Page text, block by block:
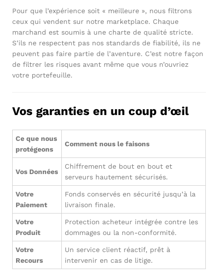
Pour que l’expérience soit « meilleure », nous filtrons
ceux qui vendent sur notre marketplace. Chaque
marchand est soumis à une charte de qualité stricte.
S’ils ne respectent pas nos standards de fiabilité, ils ne
peuvent pas faire partie de l’aventure. C’est notre façon
de filtrer les risques avant même que vous n’ouvriez
votre portefeuille.
Vos garanties en un coup d’œil
Ce que nous
protégeons
Comment nous le faisons
Vos Données
Chiffrement de bout en bout et
serveurs hautement sécurisés.
Votre
Paiement
Fonds conservés en sécurité jusqu’à la
livraison finale.
Votre
Produit
Protection acheteur intégrée contre les
dommages ou la non-conformité.
Votre
Recours
Un service client réactif, prêt à
intervenir en cas de litige.